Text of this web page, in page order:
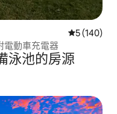
從 140 則評
5 (140)
電動車充電器
泳池的房源